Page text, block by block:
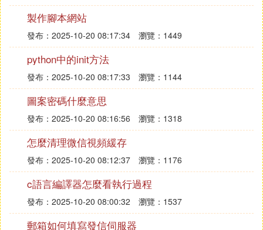
【3、用函數控制彈出窗口】
下面是一個完整的代碼。
<html>
<head>
<script language="javascript">
function openwin() { window.open ("page.html", "new
window", "height=100, width=400, toolbar=
no, menubar=no, scrollbars=no, resizable=no, locati
on=no, status=no"
//寫成一行
//-->
</script>
製作腳本網站
發布：2025-10-20 08:17:34 瀏覽：1449
python中的init方法
發布：2025-10-20 08:17:33 瀏覽：1144
圖案密碼什麼意思
發布：2025-10-20 08:16:56 瀏覽：1318
怎麼清理微信視頻緩存
發布：2025-10-20 08:12:37 瀏覽：1176
c語言編譯器怎麼看執行過程
發布：2025-10-20 08:00:32 瀏覽：1537
郵箱如何填寫發信伺服器